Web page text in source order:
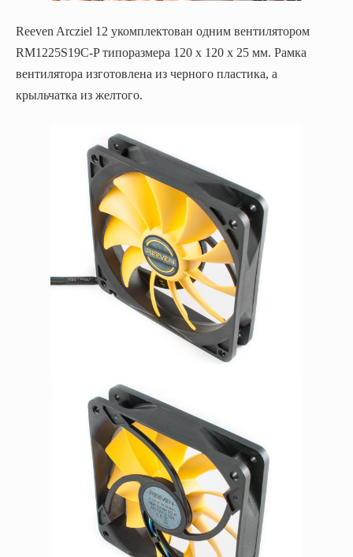
Reeven Arcziel 12 укомплектован одним вентилятором
RM1225S19C-P типоразмера 120 х 120 х 25 мм. Рамка
вентилятора изготовлена из черного пластика, а
крыльчатка из желтого.